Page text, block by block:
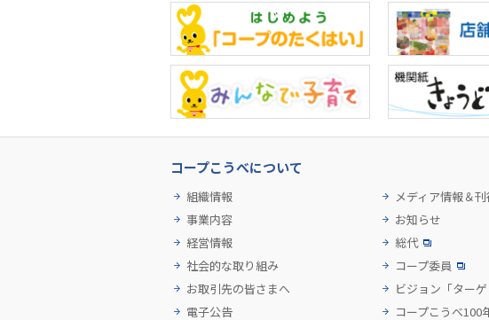
コープこうべについて
組織情報
事業内容
経営情報
社会的な取り組み
お取引先の皆さまへ
電子公告
メディア情報＆
お知らせ
総代
コープ委員
ビジョン「ターゲ
コープこうべ100